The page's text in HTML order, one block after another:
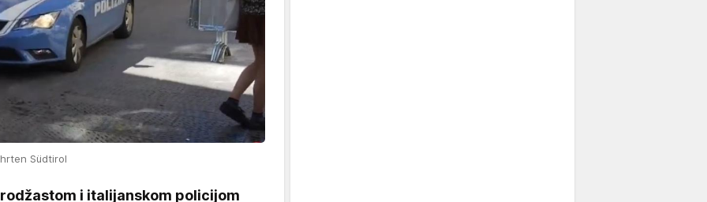
Südtirol
i italijanskom policijom